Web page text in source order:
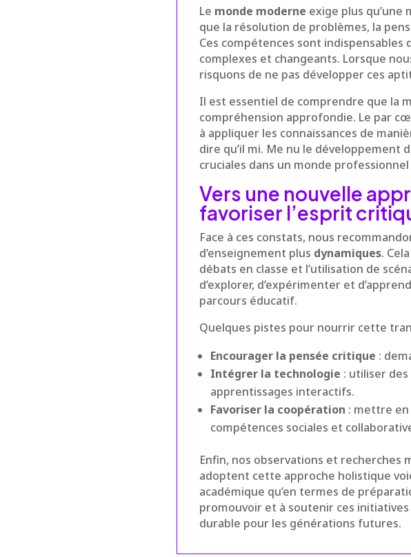
Le monde moderne exige plus qu’une
que la résolution de problèmes, la
Ces compétences sont
complexes et changeants. Lorsque
risquons de ne pas développer ces
Il est essentiel de comprendre que la
compréhension approfondie. Le par
à appliquer les connaissances de
dire qu’il mi. Me nu le développement
cruciales dans un monde
Vers une nouvelle
favoriser l’esprit
Face à ces constats, nous
d’enseignement plus dynamiques.
débats en classe et l’utilisation de
d’explorer, d’expérimenter et
parcours éducatif.
Quelques pistes pour nourrir cette
Encourager la pensée critique :
Intégrer la technologie : utiliser
apprentissages interactifs.
Favoriser la coopération : mettre en
compétences sociales et
Enfin, nos observations et
adoptent cette approche holistique
académique qu’en termes de
promouvoir et à soutenir ces initiatives
durable pour les générations futures.